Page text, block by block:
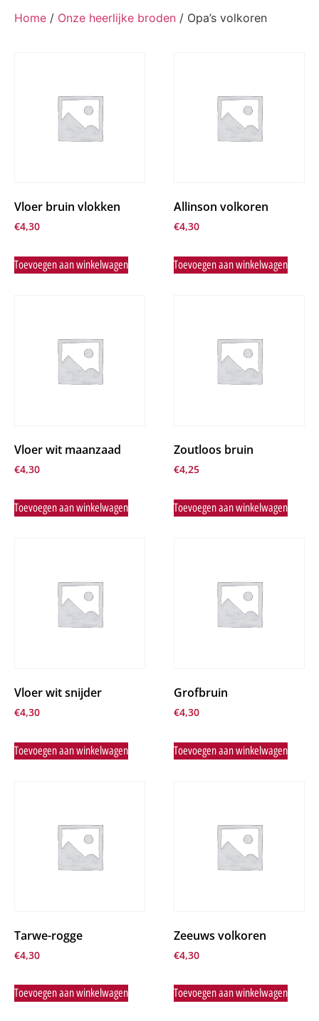
Home / Onze heerlijke broden / Opa’s volkoren
Vloer bruin vlokken
€4,30
Toevoegen aan winkelwagen
Allinson volkoren
€4,30
Toevoegen aan winkelwagen
Vloer wit maanzaad
€4,30
Toevoegen aan winkelwagen
Zoutloos bruin
€4,25
Toevoegen aan winkelwagen
Vloer wit snijder
€4,30
Toevoegen aan winkelwagen
Grofbruin
€4,30
Toevoegen aan winkelwagen
Tarwe-rogge
€4,30
Toevoegen aan winkelwagen
Zeeuws volkoren
€4,30
Toevoegen aan winkelwagen